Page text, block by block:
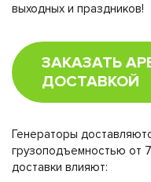
выходных и праздников!
ЗАКАЗАТЬ
ДОСТАВКОЙ
Генераторы
грузоподъемностью от
доставки влияют: